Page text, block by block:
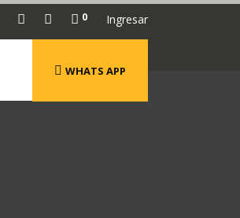
0 Ingresar
WHATS APP